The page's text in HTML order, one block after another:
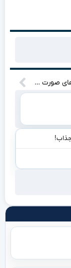
معنی ایموجی‌های صورت خیره‌کننده و ضروری برای ارتباط بهتر
جذاب!